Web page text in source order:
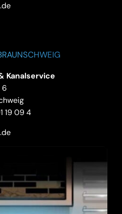
Kanalservice
6
19 09 4